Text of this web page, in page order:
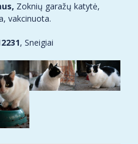
Zoknių garažų katytė,
vakcinuota.
, Sneigiai